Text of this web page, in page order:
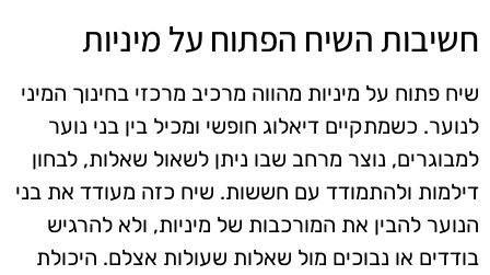
חשיבות השיח הפתוח על מיניות
שיח פתוח על מיניות מהווה מרכיב מרכזי בחינוך המיני
לנוער. כשמתקיים דיאלוג חופשי ומכיל בין בני נוער
למבוגרים, נוצר מרחב שבו ניתן לשאול שאלות, לבחון
דילמות ולהתמודד עם חששות. שיח כזה מעודד את בני
הנוער להבין את המורכבות של מיניות, ולא להרגיש
בודדים או נבוכים מול שאלות שעולות אצלם. היכולת